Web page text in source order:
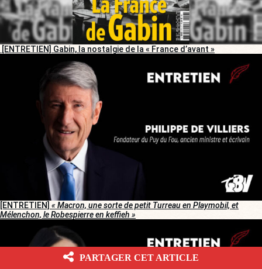
[ENTRETIEN] Gabin, la nostalgie de la « France d’avant »
[ENTRETIEN] « Macron, une sorte de petit Turreau en Playmobil, et
Mélenchon, le Robespierre en keffieh »
PARTAGER CET ARTICLE